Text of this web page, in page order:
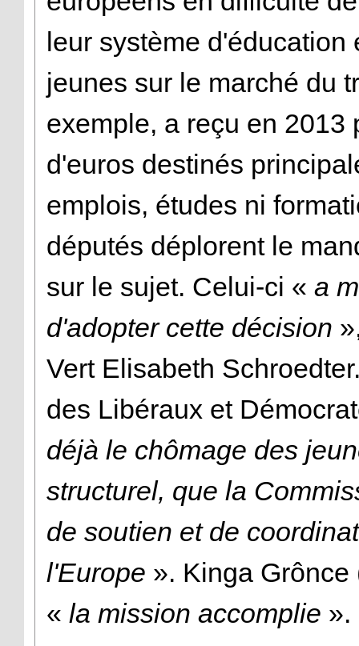
leur système
jeunes sur le marché du
exemple, a reçu en 2013
d'euros destinés
emplois, études ni
députés déplorent le
sur le sujet. Celui-ci « a
d'adopter cette décision
Vert Elisabeth
des Libéraux et
déjà le chômage des
structurel, que la
de soutien et de
l'Europe ». Kinga
« la mission accomplie ».